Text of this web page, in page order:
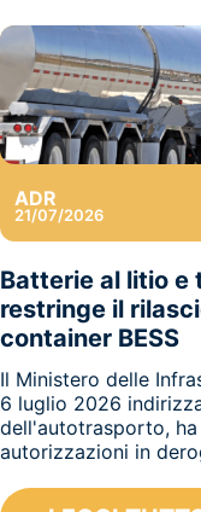
ADR
21/07/2026
Batterie al litio e
restringe il
container BESS
Il Ministero delle
6 luglio 2026
dell'autotrasporto,
autorizzazioni in